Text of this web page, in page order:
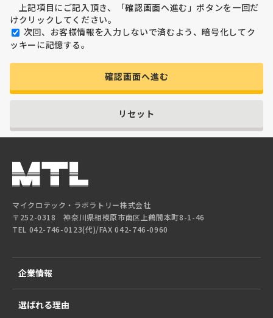
上記項目にご記入頂き、「確認画面へ進む」ボタンを一回だ
けクリックしてください。
ッキーに記憶する。
確認画面へ進む
リセット
マイクロテック・ラボラトリー株式会社
〒252-0318 神奈川県相模原市南区上鶴間本町8-1-46
TEL 042-746-0123(代)/FAX 042-746-0960
企業情報
選ばれる理由